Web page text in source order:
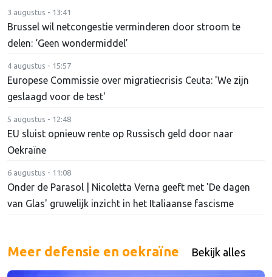
3 augustus - 13:41
Brussel wil netcongestie verminderen door stroom te
delen: ‘Geen wondermiddel’
4 augustus - 15:57
Europese Commissie over migratiecrisis Ceuta: 'We zijn
geslaagd voor de test'
5 augustus - 12:48
EU sluist opnieuw rente op Russisch geld door naar
Oekraïne
6 augustus - 11:08
Onder de Parasol | Nicoletta Verna geeft met 'De dagen
van Glas' gruwelijk inzicht in het Italiaanse fascisme
Meer defensie en oekraïne Bekijk alles